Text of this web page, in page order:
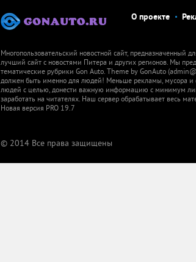
О проекте
Многопользовательский новостной сайт, предназначенный
лучший сайт с новостями Питера и других регионов. Мы
тематические рубрики Gon Auto. Theme by GonAuto
должен быть именно для людей! Меньше рекламы, мусора и
людей с целью, донести важную информацию с минимум
заработать на читателях. Наш сервер обрабатывает весь
Новая версия PRO 19.7
© 2014 Все права защищены